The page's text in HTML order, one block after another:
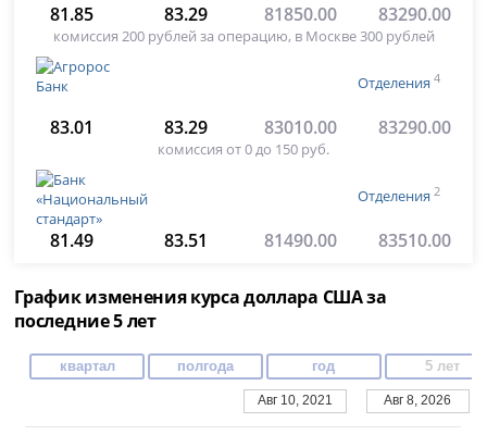
81.85 83.29 81850.00 83290.00
комиссия 200 рублей за операцию, в Москве 300 рублей
Отделения 4
83.01 83.29 83010.00 83290.00
комиссия от 0 до 150 руб.
Отделения 2
81.49 83.51 81490.00 83510.00
График изменения курса доллара США за
последние 5 лет
квартал полгода год 5 лет
Авг 10, 2021 Авг 8, 2026